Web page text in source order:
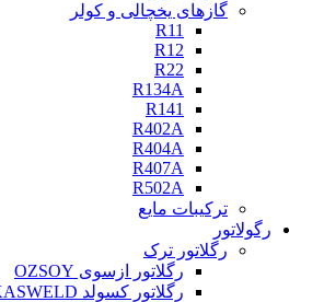
گازهای یخچالی و کولر
R11
R12
R22
R134A
R141
R402A
R404A
R407A
R502A
ترکیبات مایع
رگولاتور
رگلاتور ترک
رگلاتور ازسوی OZSOY
رگلاتور کسولد KASWELD